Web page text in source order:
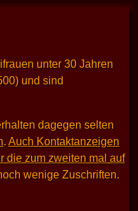
unter 30 Jahren
und sind
dagegen selten
. Auch Kontaktanzeigen
die zum zweiten mal auf
wenige Zuschriften.